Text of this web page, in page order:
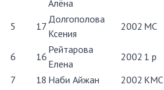
Алёна
5
17
Долгополова
Ксения
2002 МС
6
16
Рейтарова
Елена
2002 1 р
7
18 Наби Айжан 2002 КМС